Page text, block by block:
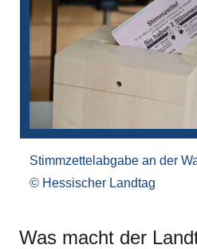
Stimmzettelabgabe an der
Hessischer Landtag
Was macht der